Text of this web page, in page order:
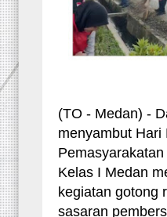
(TO - Medan) -
menyambut Hari
Kelas I Medan
kegiatan gotong
sasaran